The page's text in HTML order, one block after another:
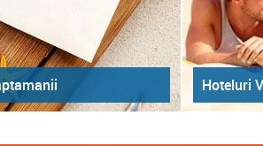
Hoteluri